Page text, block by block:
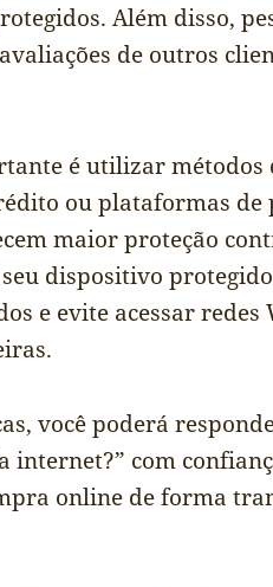
Além disso,
de outros
é utilizar métodos
ou plataformas de
maior proteção
dispositivo
e evite acessar
você poderá
internet?” com
online de forma